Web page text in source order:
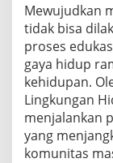
Mewujudkan
tidak bisa
proses
gaya hidup
kehidupan.
Lingkungan
menjalankan
yang
komunitas